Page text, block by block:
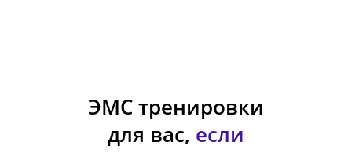
ЭМС тренировки
для вас, если